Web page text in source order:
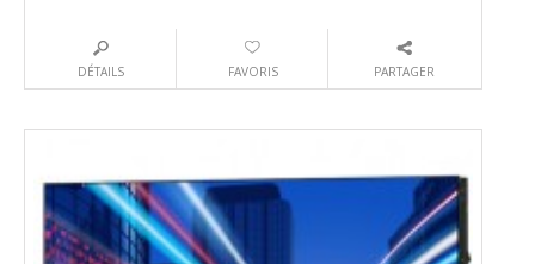
DÉTAILS FAVORIS PARTAGER